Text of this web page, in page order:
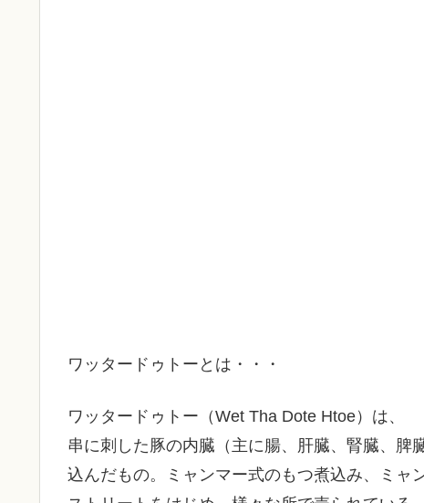
ワッタードゥトーとは・・・
ワッタードゥトー（Wet Tha Dote Htoe）は、
串に刺した豚の内臓（主に腸、肝臓、腎臓、脾
込んだもの。ミャンマー式のもつ煮込み、ミャ